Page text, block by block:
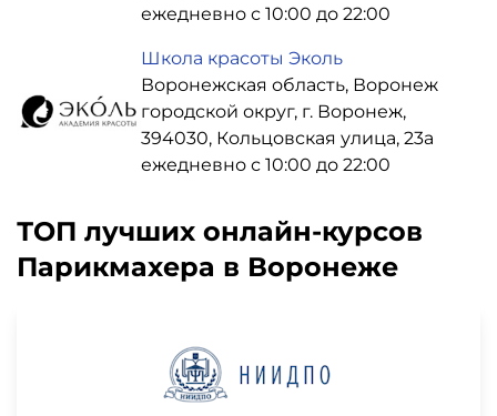
ежедневно с 10:00 до 22:00
Школа красоты Эколь
Воронежская область, Воронеж
городской округ, г. Воронеж,
394030, Кольцовская улица, 23а
ежедневно с 10:00 до 22:00
ТОП лучших онлайн-курсов
Парикмахера в Воронеже